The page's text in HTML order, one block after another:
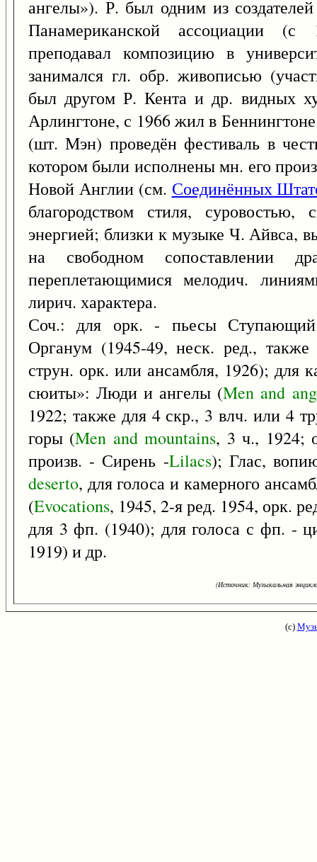
ангелы»). Р. был одним из
Панамериканской ассоциации
преподавал композицию в
занимался гл. обр. живописью
был другом Р. Кента и др. видных
Арлингтоне, с 1966 жил в
(шт. Мэн) проведён фестиваль в
котором были исполнены мн. его
Новой Англии (см. Соединённых
благородством стиля, суровостью,
энергией; близки к музыке Ч. Айвса,
на свободном сопоставлении
переплетающимися мелодич.
лирич. характера.
Соч.: для орк. - пьесы
Органум (1945-49, неск. ред.,
струн. орк. или ансамбля, 1926); для
сюиты»: Люди и ангелы (Men and
1922; также для 4 скр., 3 влч. или 4
горы (Men and mountains, 3 ч., 1924;
произв. - Сирень -Lilacs); Глас,
deserto, для голоса и камерного
(Evocations, 1945, 2-я ред. 1954, орк.
для 3 фп. (1940); для голоса с фп. -
1919) и др.
(Источник: Музыкальная
(с)